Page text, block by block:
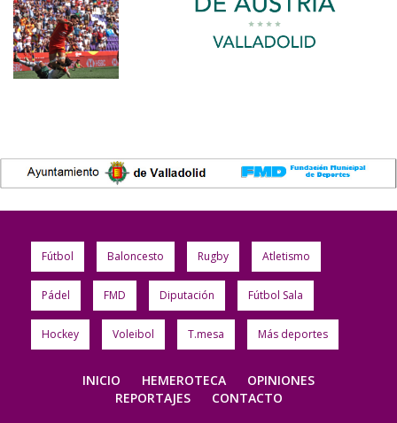
Fútbol Baloncesto Rugby Atletismo
Pádel FMD Diputación Fútbol Sala
Hockey Voleibol T.mesa Más deportes
INICIO HEMEROTECA
OPINIONES
REPORTAJES
CONTACTO